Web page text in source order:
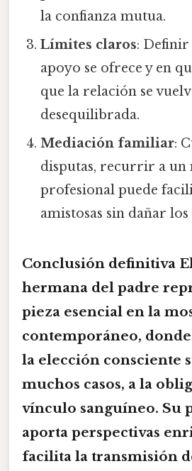
la confianza mutua.
Límites claros: Definir
apoyo se ofrece y en
que la relación se
desequilibrada.
Mediación familiar:
disputas, recurrir a un
profesional puede
amistosas sin dañar
Conclusión definitiva
hermana del padre
pieza esencial en la
contemporáneo,
la elección consciente
muchos casos, a la
vínculo sanguíneo. Su
aporta perspectivas
facilita la transmisión